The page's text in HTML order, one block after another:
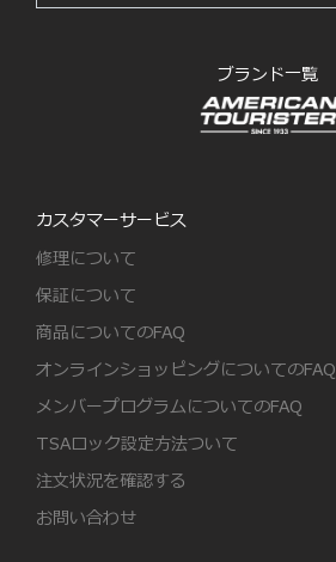
ブランド一覧
カスタマーサービス
修理について
保証について
商品についてのFAQ
オンラインショッピングについてのFAQ
メンバープログラムについてのFAQ
TSAロック設定方法ついて
注文状況を確認する
お問い合わせ